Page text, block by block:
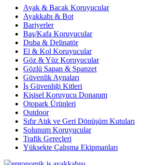
Ayak & Bacak Koruyucular
Ayakkabı & Bot
Bariyerler
Baş/Kafa Koruyucular
Duba & Delinatör
El & Kol Koruyucular
Göz & Yüz Koruyucular
Gözlü Sapan & Spanzet
Güvenlik Aynaları
İş Güvenliği Kitleri
Kişisel Koruyucu Donanım
Otopark Ürünleri
Outdoor
Sıfır Atık ve Geri Dönüşüm Kutuları
Solunum Koruyucular
Trafik Gereçleri
Yüksekte Çalışma Ekipmanları